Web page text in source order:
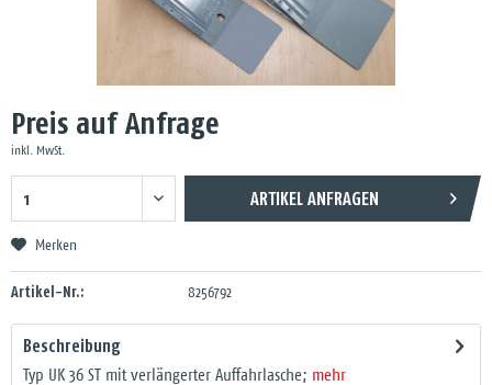
Preis auf Anfrage
inkl. MwSt.
ARTIKEL ANFRAGEN
Merken
Artikel-Nr.: 8256792
Beschreibung
Typ UK 36 ST mit verlängerter Auffahrlasche; mehr